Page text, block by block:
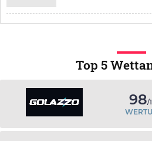
Top 5
98/